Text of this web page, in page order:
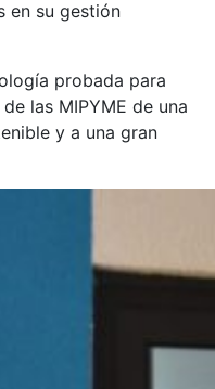
en su gestión
probada para
las MIPYME de una
y a una gran